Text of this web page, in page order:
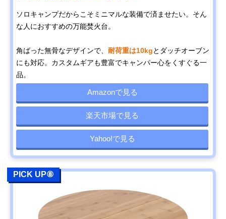
ソロキャンプだからこそミニマルな装備で済ませたい。そん
な人におすすめの万能焚火台。
角ばった無骨なデザインで、 耐荷重は10kgとダッチオーブン
にも対応。カスタムギアも豊富でキャンパー心をくすぐる一
品。
Amazonで見る
楽天市場で見る
Yahoo!で見る
PICK UP⑧